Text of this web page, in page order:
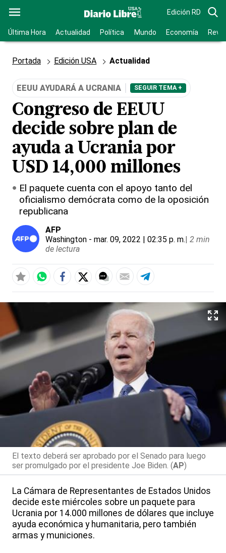
Edición RD
Última Hora Actualidad Política Mundo Economía
Portada Edición USA Actualidad
EEUU AYUDARÁ A UCRANIA SEGUIR TEMA +
Congreso de EEUU
decide sobre plan de
ayuda a Ucrania por
USD 14,000 millones
El paquete cuenta con el apoyo tanto del
oficialismo demócrata como de la oposición
republicana
AFP
Washington - mar. 09, 2022 | 02:35 p. m.| 2 min
de lectura
El texto deberá ser aprobado por el Senado para luego
ser promulgado por el presidente Joe Biden. (AP)
La Cámara de Representantes de Estados Unidos
decide este miércoles sobre un paquete para
Ucrania por 14.000 millones de dólares que incluye
ayuda económica y humanitaria, pero también
armas y municiones.